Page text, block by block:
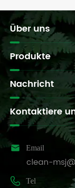
Über uns
Produkte
Nachricht
Kontaktiere
 Email
clean-
 Tel